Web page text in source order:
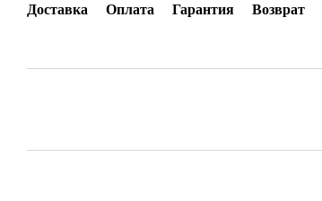
Доставка Оплата Гарантия Возврат